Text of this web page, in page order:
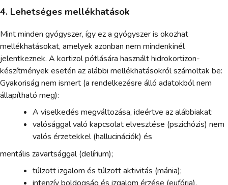
4. Lehetséges mellékhatások
Mint minden gyógyszer, így ez a gyógyszer is okozhat
mellékhatásokat, amelyek azonban nem mindenkinél
jelentkeznek. A kortizol pótlására használt hidrokortizon-
készítmények esetén az alábbi mellékhatásokról számoltak be:
Gyakoriság nem ismert (a rendelkezésre álló adatokból nem
állapítható meg):
A viselkedés megváltozása, ideértve az alábbiakat:
valósággal való kapcsolat elvesztése (pszichózis) nem
valós érzetekkel (hallucinációk) és
mentális zavartsággal (delírium);
túlzott izgalom és túlzott aktivitás (mánia);